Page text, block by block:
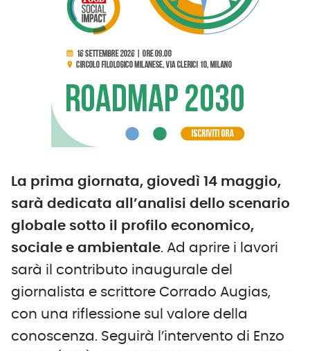
La prima giornata, giovedì 14 maggio,
sarà dedicata all’analisi dello scenario
globale sotto il profilo economico,
sociale e ambientale. Ad aprire i lavori
sarà il contributo inaugurale del
giornalista e scrittore Corrado Augias,
con una riflessione sul valore della
conoscenza. Seguirà l’intervento di Enzo